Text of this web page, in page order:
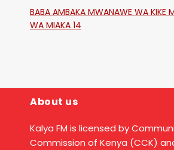
BABA AMBAKA MWANAWE WA KIKE
WA MIAKA 14
About us
Kalya FM is licensed by
Commission of Kenya (CCK)